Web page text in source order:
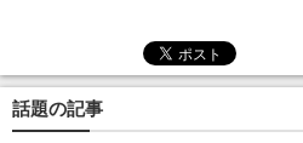
マンガ
話題の記事